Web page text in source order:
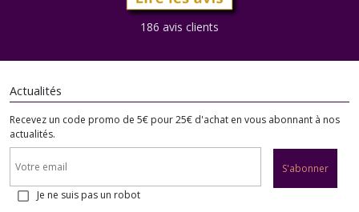
186 avis clients
Actualités
Recevez un code promo de 5€ pour 25€ d'achat en vous abonnant à nos
actualités.
S'abonner
Je ne suis pas un robot